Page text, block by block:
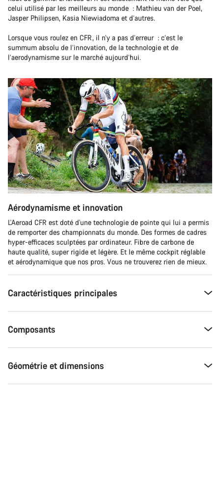
celui utilisé par les meilleurs au monde : Mathieu van der Poel,
Jasper Philipsen, Kasia Niewiadoma et d’autres.
Lorsque vous roulez en CFR, il n’y a pas d’erreur : c’est le
summum absolu de l’innovation, de la technologie et de
l’aerodynamisme sur le marché aujourd’hui.
Aérodynamisme et innovation
L'Aeroad CFR est doté d'une technologie de pointe qui lui a permis
de remporter des championnats du monde. Des formes de cadres
hyper-efficaces sculptées par ordinateur. Fibre de carbone de
haute qualité, super rigide et légère. Et le même cockpit réglable
et aérodynamique que nos pros. Vous ne trouverez rien de mieux.
Caractéristiques principales
Composants
Géométrie et dimensions